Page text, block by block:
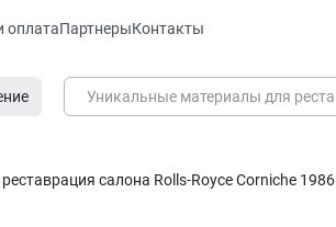
оплатаПартнерыКонтакты
салона Rolls-Royce Corniche 1986